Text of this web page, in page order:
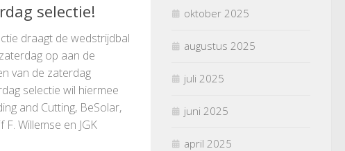
selectie!
draagt de wedstrijdbal
op aan de
van de zaterdag
selectie wil hiermee
and Cutting, BeSolar,
Willemse en JGK
oktober 2025
augustus 2025
juli 2025
juni 2025
april 2025